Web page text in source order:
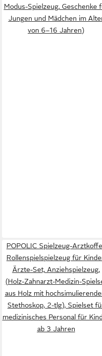
Modus-Spielzeug, Geschenke
Jungen und Mädchen im
von 6–16 Jahren)
POPOLIC Spielzeug-
Rollenspielspielzeug für
Ärzte-Set, Anziehspielzeug,
(Holz-Zahnarzt-Medizin-
aus Holz mit
Stethoskop, 2-tlg), Spielset
medizinisches Personal für
ab 3 Jahren